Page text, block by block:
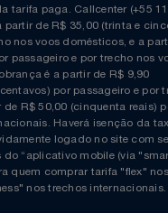
tarifa paga. Callcenter (+55
de R$ 35,00 (trinta e
nos voos domésticos, e a
passageiro e por trecho nos
é a partir de R$ 9,90
por passageiro e por
R$ 50,00 (cinquenta reais)
Haverá isenção da
logado no site com
do “aplicativo mobile (via
quem comprar tarifa "flex"
nos trechos internacionais.